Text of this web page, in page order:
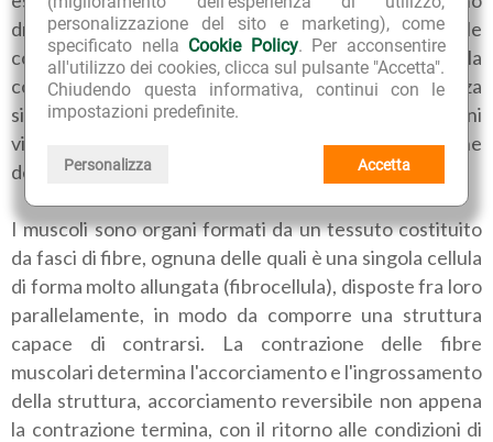
personalizzazione del sito e marketing), come
specificato nella Cookie Policy. Per acconsentire
all'utilizzo dei cookies, clicca sul pulsante "Accetta".
Chiudendo questa informativa, continui con le
impostazioni predefinite.
Personalizza Accetta
drizzare i peli, in presenza di uno stimolo ambientale
come il freddo o la paura, con formazione della
cosiddetta pelle d'oca. Rivestono grande importanza
sia per la locomozione del corpo, sia per altre funzioni
vitali, come la digestione, la respirazione, la circolazione
del sangue, il battito cardiaco.
I muscoli sono organi formati da un tessuto costituito
da fasci di fibre, ognuna delle quali è una singola cellula
di forma molto allungata (fibrocellula), disposte fra loro
parallelamente, in modo da comporre una struttura
capace di contrarsi. La contrazione delle fibre
muscolari determina l'accorciamento e l'ingrossamento
della struttura, accorciamento reversibile non appena
la contrazione termina, con il ritorno alle condizioni di